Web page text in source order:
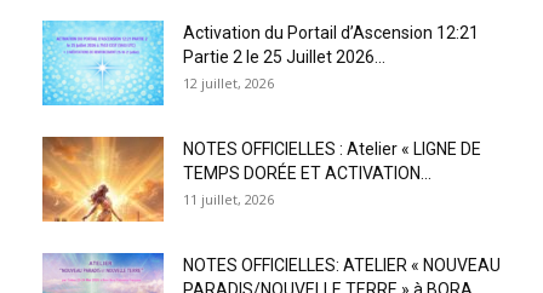
Activation du Portail d’Ascension 12:21
Partie 2 le 25 Juillet 2026...
12 juillet, 2026
NOTES OFFICIELLES : Atelier « LIGNE DE
TEMPS DORÉE ET ACTIVATION...
11 juillet, 2026
NOTES OFFICIELLES: ATELIER « NOUVEAU